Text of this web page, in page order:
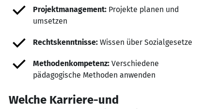
Projektmanagement: Projekte planen und
umsetzen
Rechtskenntnisse: Wissen über Sozialgesetze
Methodenkompetenz: Verschiedene
pädagogische Methoden anwenden
Welche Karriere-und